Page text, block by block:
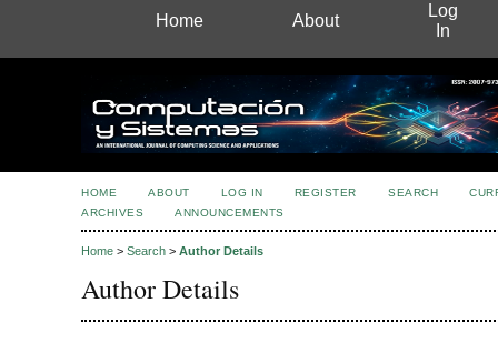
Home About
Log
In
HOME ABOUT LOG IN REGISTER SEARCH
ARCHIVES
ANNOUNCEMENTS
Home > Search > Author Details
Author Details